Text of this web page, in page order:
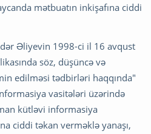
mətbuatın inkişafına ciddi
Əliyevin 1998-ci il 16 avqust
söz, düşüncə və
edilməsi tədbirləri haqqında"
vasitələri üzərində
kütləvi informasiya
ciddi təkan verməklə yanaşı,